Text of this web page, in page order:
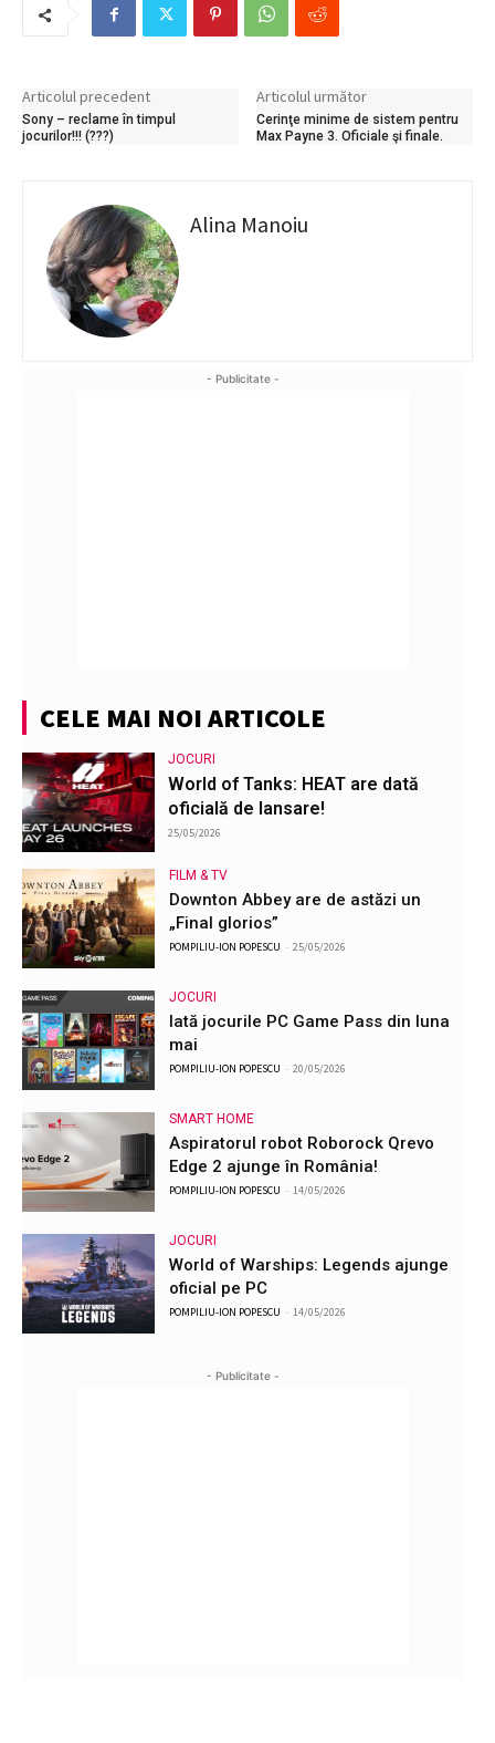
Articolul precedent
Sony – reclame în timpul
jocurilor!!! (???)
Articolul următor
Cerinţe minime de sistem pentru
Max Payne 3. Oficiale şi finale.
Alina Manoiu
- Publicitate -
CELE MAI NOI ARTICOLE
JOCURI
World of Tanks: HEAT are dată
oficială de lansare!
25/05/2026
FILM & TV
Downton Abbey are de astăzi un
„Final glorios”
POMPILIU-ION POPESCU - 25/05/2026
JOCURI
Iată jocurile PC Game Pass din luna
mai
POMPILIU-ION POPESCU - 20/05/2026
SMART HOME
Aspiratorul robot Roborock Qrevo
Edge 2 ajunge în România!
POMPILIU-ION POPESCU - 14/05/2026
JOCURI
World of Warships: Legends ajunge
oficial pe PC
POMPILIU-ION POPESCU - 14/05/2026
- Publicitate -